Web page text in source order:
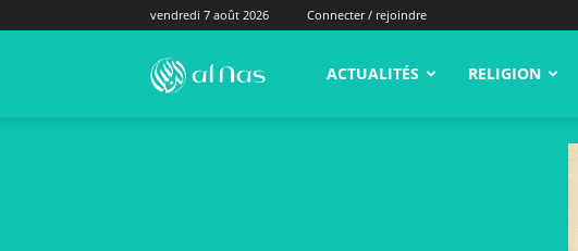
vendredi 7 août 2026 Connecter / rejoindre
alNas.fr ACTUALITÉS RELIGION